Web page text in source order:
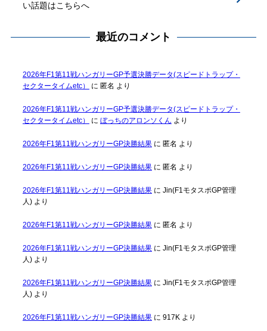
い話題はこちらへ
最近のコメント
2026年F1第11戦ハンガリーGP予選決勝データ(スピードトラップ・
セクタータイムetc）
に 匿名 より
2026年F1第11戦ハンガリーGP予選決勝データ(スピードトラップ・
セクタータイムetc）
に ぼっちのアロンソくん より
2026年F1第11戦ハンガリーGP決勝結果に 匿名 より
2026年F1第11戦ハンガリーGP決勝結果に 匿名 より
2026年F1第11戦ハンガリーGP決勝結果に Jin(F1モタスポGP管理
人)より
2026年F1第11戦ハンガリーGP決勝結果に 匿名 より
2026年F1第11戦ハンガリーGP決勝結果に Jin(F1モタスポGP管理
人)より
2026年F1第11戦ハンガリーGP決勝結果に Jin(F1モタスポGP管理
人)より
2026年F1第11戦ハンガリーGP決勝結果に 917Kより